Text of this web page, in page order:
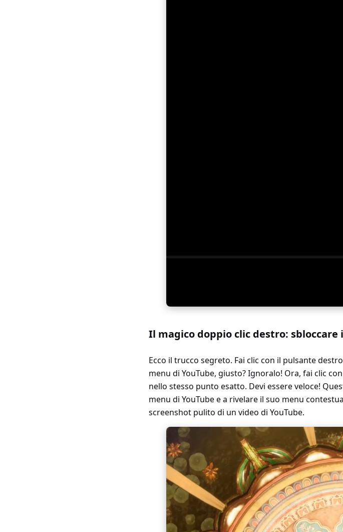
Il magico doppio clic destro:
Ecco il trucco segreto. Fai clic con il pulsante
menu di YouTube, giusto? Ignoralo! Ora, fai clic
nello stesso punto esatto. Devi essere veloce!
menu di YouTube e a rivelare il suo menu
screenshot pulito di un video di YouTube.